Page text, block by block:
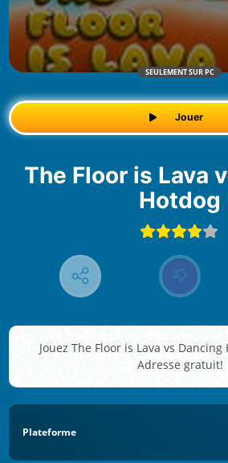
SEULEMENT SUR PC
Jouer
The Floor is Lava vs Dancing
Hotdog
Jouez The Floor is Lava vs
Adresse gratuit!
Plateforme